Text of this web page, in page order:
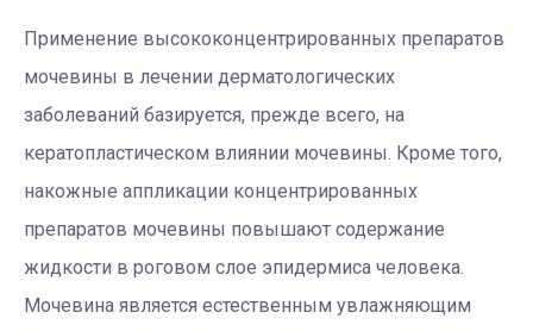
Применение высококонцентрированных препаратов
мочевины в лечении дерматологических
заболеваний базируется, прежде всего, на
кератопластическом влиянии мочевины. Кроме того,
накожные аппликации концентрированных
препаратов мочевины повышают содержание
жидкости в роговом слое эпидермиса человека.
Мочевина является естественным увлажняющим